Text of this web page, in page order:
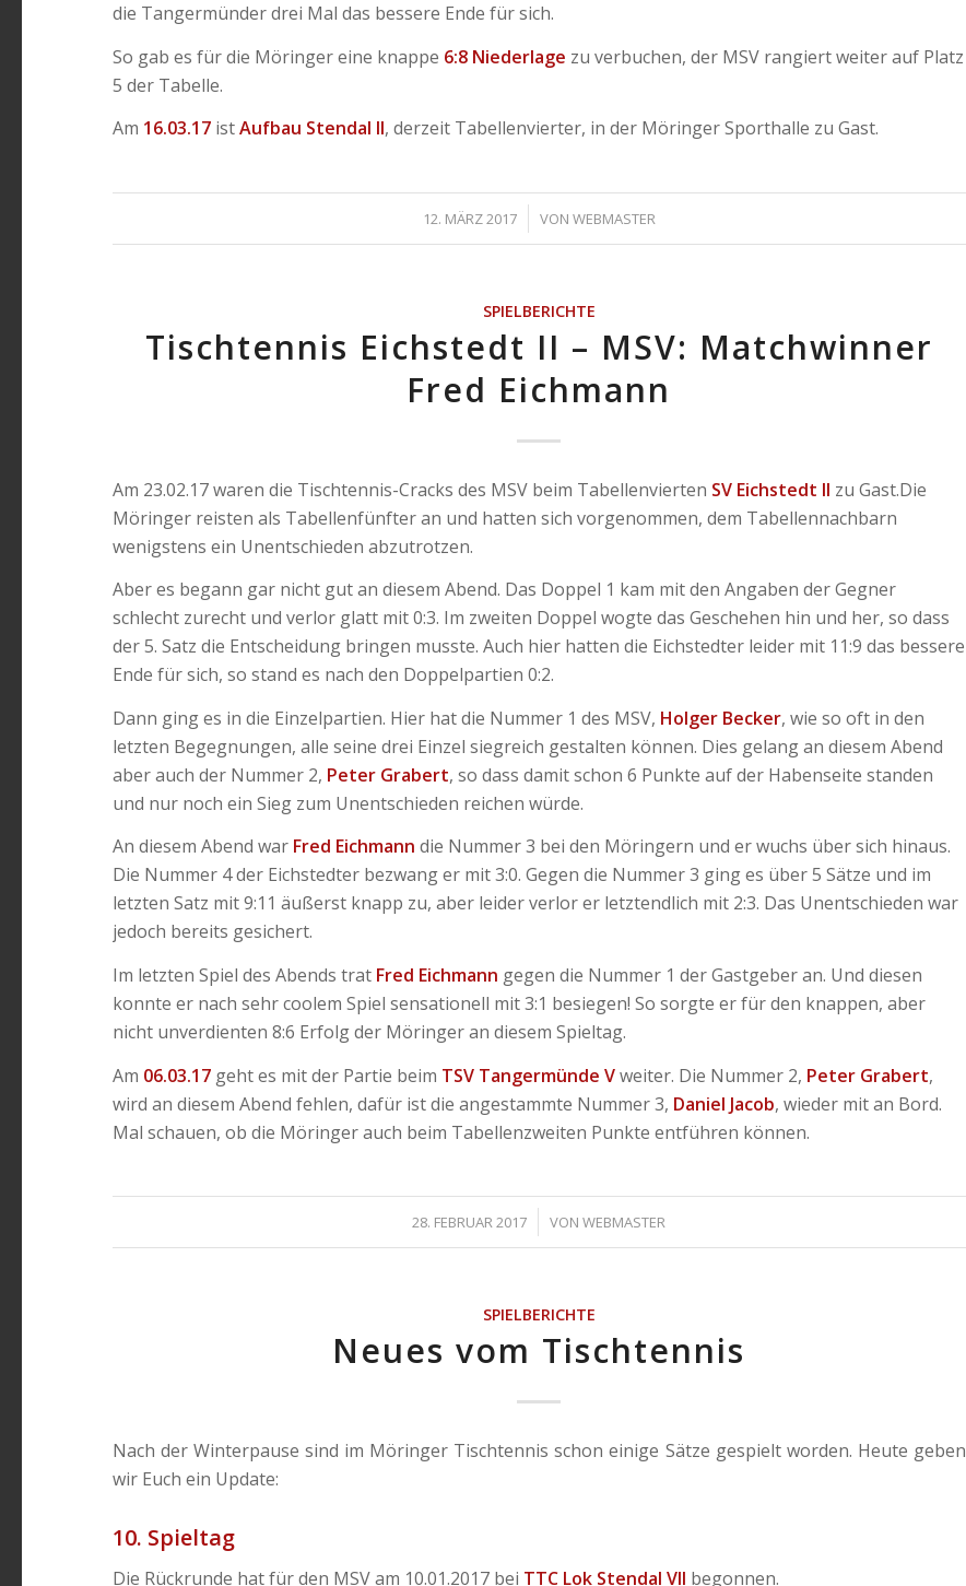
die Tangermünder drei Mal das bessere Ende für sich.
So gab es für die Möringer eine knappe 6:8 Niederlage zu verbuchen, der MSV rangiert weiter auf Platz
5 der Tabelle.
Am 16.03.17istAufbau Stendal II, derzeit Tabellenvierter, in der Möringer Sporthalle zu Gast.
12. MÄRZ 2017
/ VON WEBMASTER
SPIELBERICHTE
Tischtennis Eichstedt II – MSV: Matchwinner
Fred Eichmann
Am 23.02.17 waren die Tischtennis-Cracks des MSV beim Tabellenvierten SV Eichstedt II zu Gast.Die
Möringer reisten als Tabellenfünfter an und hatten sich vorgenommen, dem Tabellennachbarn
wenigstens ein Unentschieden abzutrotzen.
Aber es begann gar nicht gut an diesem Abend. Das Doppel 1 kam mit den Angaben der Gegner
schlecht zurecht und verlor glatt mit 0:3. Im zweiten Doppel wogte das Geschehen hin und her, so dass
der 5. Satz die Entscheidung bringen musste. Auch hier hatten die Eichstedter leider mit 11:9 das bessere
Ende für sich, so stand es nach den Doppelpartien 0:2.
Dann ging es in die Einzelpartien. Hier hat die Nummer 1 des MSV, Holger Becker, wie so oft in den
letzten Begegnungen, alle seine drei Einzel siegreich gestalten können. Dies gelang an diesem Abend
aber auch der Nummer 2, Peter Grabert, so dass damit schon 6 Punkte auf der Habenseite standen
und nur noch ein Sieg zum Unentschieden reichen würde.
An diesem Abend war Fred Eichmann die Nummer 3 bei den Möringern und er wuchs über sich hinaus.
Die Nummer 4 der Eichstedter bezwang er mit 3:0. Gegen die Nummer 3 ging es über 5 Sätze und im
letzten Satz mit 9:11 äußerst knapp zu, aber leider verlor er letztendlich mit 2:3. Das Unentschieden war
jedoch bereits gesichert.
Im letzten Spiel des Abends trat Fred Eichmann gegen die Nummer 1 der Gastgeber an. Und diesen
konnte er nach sehr coolem Spiel sensationell mit 3:1 besiegen! So sorgte er für den knappen, aber
nicht unverdienten 8:6 Erfolg der Möringer an diesem Spieltag.
Am 06.03.17geht es mit der Partie beim TSV Tangermünde Vweiter. Die Nummer 2, Peter Grabert,
wird an diesem Abend fehlen, dafür ist die angestammte Nummer 3, Daniel Jacob, wieder mit an Bord.
Mal schauen, ob die Möringer auch beim Tabellenzweiten Punkte entführen können.
28. FEBRUAR 2017
/ VONWEBMASTER
SPIELBERICHTE
Neues vom Tischtennis
Nach der Winterpause sind im Möringer Tischtennis schon einige Sätze gespielt worden. Heute geben
wir Euch ein Update:
10. Spieltag
Die Rückrunde hat für den MSV am 10.01.2017 bei TTC Lok Stendal VII begonnen.